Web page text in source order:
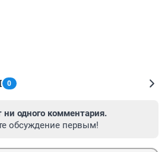
0
ни одного комментария.
обсуждение первым!